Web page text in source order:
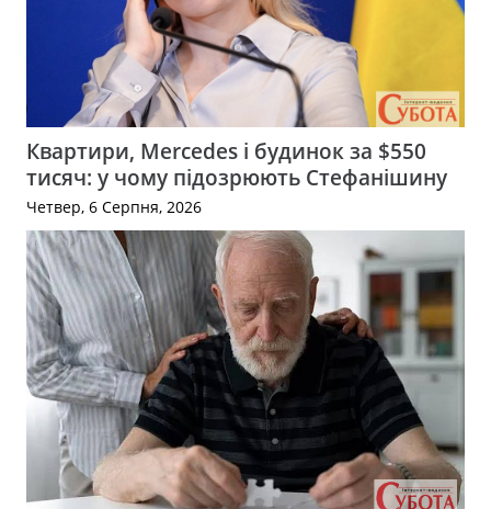
Квартири, Mercedes і будинок за $550
тисяч: у чому підозрюють Стефанішину
Четвер, 6 Серпня, 2026